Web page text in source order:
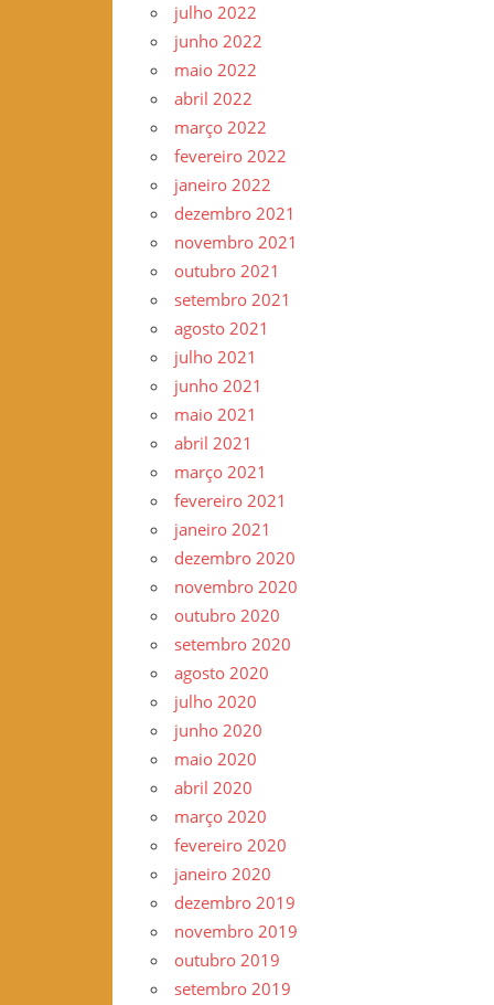
julho 2022
junho 2022
maio 2022
abril 2022
março 2022
fevereiro 2022
janeiro 2022
dezembro 2021
novembro 2021
outubro 2021
setembro 2021
agosto 2021
julho 2021
junho 2021
maio 2021
abril 2021
março 2021
fevereiro 2021
janeiro 2021
dezembro 2020
novembro 2020
outubro 2020
setembro 2020
agosto 2020
julho 2020
junho 2020
maio 2020
abril 2020
março 2020
fevereiro 2020
janeiro 2020
dezembro 2019
novembro 2019
outubro 2019
setembro 2019